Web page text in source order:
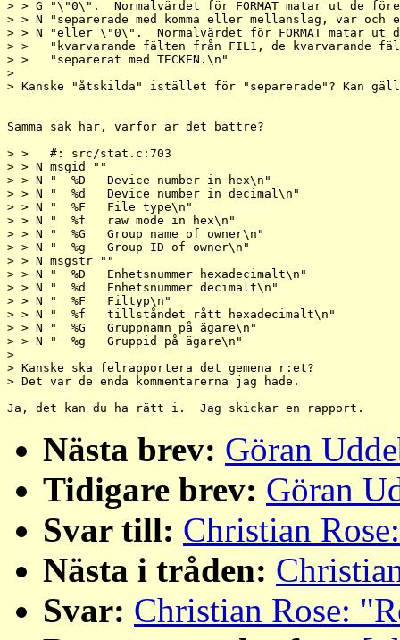
> > G "\"0\".  Normalvärdet för FORMAT matar ut de
> > N "separerade med komma eller mellanslag, var och
> > N "eller \"0\".  Normalvärdet för FORMAT matar ut
> >   "kvarvarande fälten från FIL1, de kvarvarande
> >   "separerat med TECKEN.\n"
>
> Kanske "åtskilda" istället för "separerade"? Kan
Samma sak här, varför är det bättre?
> >   #: src/stat.c:703
> > N msgid ""
> > N "  %D   Device number in hex\n"
> > N "  %d   Device number in decimal\n"
> > N "  %F   File type\n"
> > N "  %f   raw mode in hex\n"
> > N "  %G   Group name of owner\n"
> > N "  %g   Group ID of owner\n"
> > N msgstr ""
> > N "  %D   Enhetsnummer hexadecimalt\n"
> > N "  %d   Enhetsnummer decimalt\n"
> > N "  %F   Filtyp\n"
> > N "  %f   tillståndet rått hexadecimalt\n"
> > N "  %G   Gruppnamn på ägare\n"
> > N "  %g   Gruppid på ägare\n"
>
> Kanske ska felrapportera det gemena r:et?
> Det var de enda kommentarerna jag hade.
Nästa brev: Göran
Tidigare brev: Göran
Svar till: Christian
Nästa i tråden:
Svar: Christian Rose: